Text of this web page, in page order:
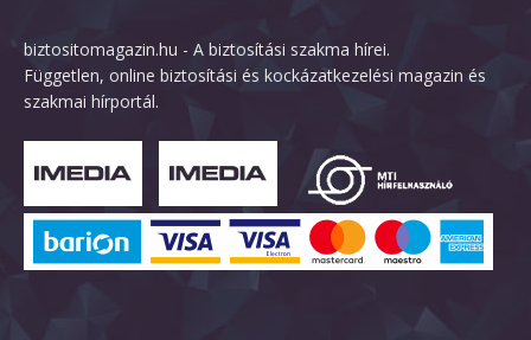
biztositomagazin.hu - A biztosítási szakma hírei.
Független, online biztosítási és kockázatkezelési magazin és
szakmai hírportál.